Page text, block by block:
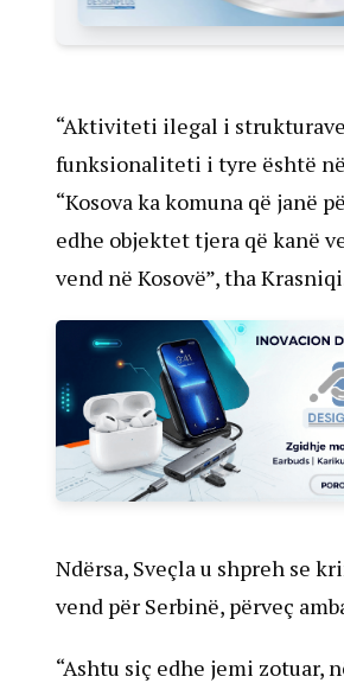
“Aktiviteti ilegal i
funksionaliteti i tyre është
“Kosova ka komuna që janë
edhe objektet tjera që kanë
vend në Kosovë”, tha
Ndërsa, Sveçla u shpreh se
vend për Serbinë, përveç
“Ashtu siç edhe jemi